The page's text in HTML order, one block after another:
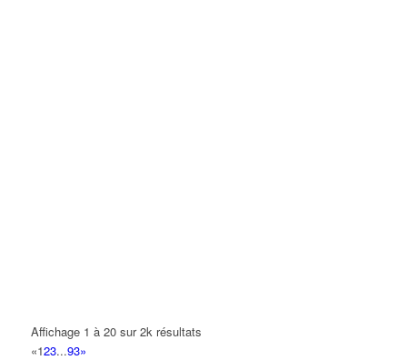
Affichage 1 à 20 sur 2k résultats
«123...93»